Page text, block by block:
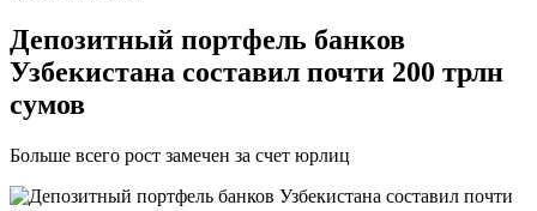
Депозитный портфель банков
Узбекистана составил почти 200 трлн
сумов
Больше всего рост замечен за счет юрлиц